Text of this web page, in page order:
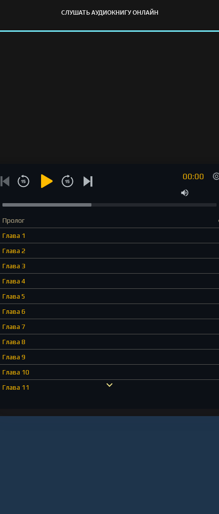
СЛУШАТЬ АУДИОКНИГУ ОНЛАЙН
00:00
Пролог
Глава 1
Глава 2
Глава 3
Глава 4
Глава 5
Глава 6
Глава 7
Глава 8
Глава 9
Глава 10
Глава 11
Глава 13